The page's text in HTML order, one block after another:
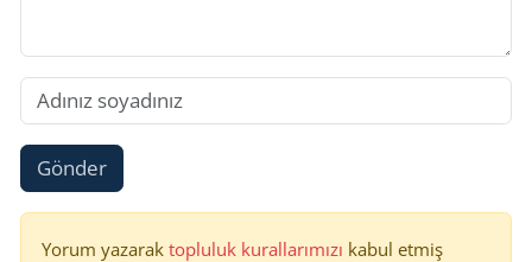
Gönder
Yorum yazarak topluluk kurallarımızı kabul etmiş